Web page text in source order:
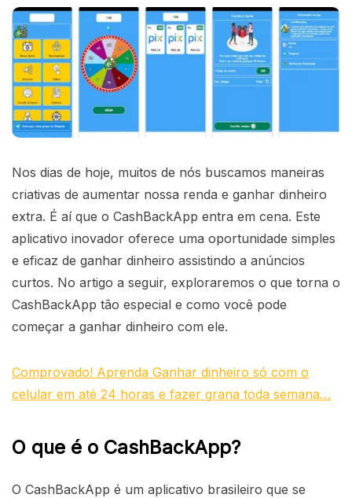
Nos dias de hoje, muitos de nós buscamos maneiras
criativas de aumentar nossa renda e ganhar dinheiro
extra. É aí que o CashBackApp entra em cena. Este
aplicativo inovador oferece uma oportunidade simples
e eficaz de ganhar dinheiro assistindo a anúncios
curtos. No artigo a seguir, exploraremos o que torna o
CashBackApp tão especial e como você pode
começar a ganhar dinheiro com ele.
Comprovado! Aprenda Ganhar dinheiro só com o
celular em até 24 horas e fazer grana toda semana…
O que é o CashBackApp?
O CashBackApp é um aplicativo brasileiro que se